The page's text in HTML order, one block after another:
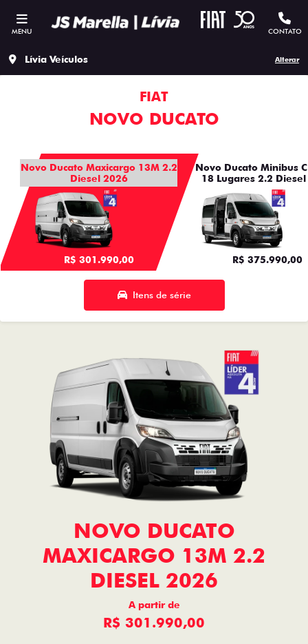
MENU CONTATO
Lívia Veículos Alterar
FIAT
NOVO DUCATO
Novo Ducato Maxicargo 13M 2.2
Diesel 2026
R$ 301.990,00
Novo Ducato Minibus
18 Lugares 2.2
R$ 375.990,00
Itens de série
NOVO DUCATO
MAXICARGO 13M 2.2
DIESEL 2026
A partir de
R$ 301.990,00